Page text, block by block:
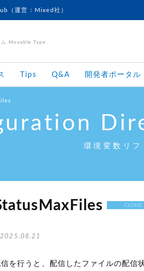
（運営：Mixed社）
ム Movable Type
Tips Q&A 開発者ポータル
環境変数リフ
CLOUD
2025.08.21
を行うと、配信したファイルの配信